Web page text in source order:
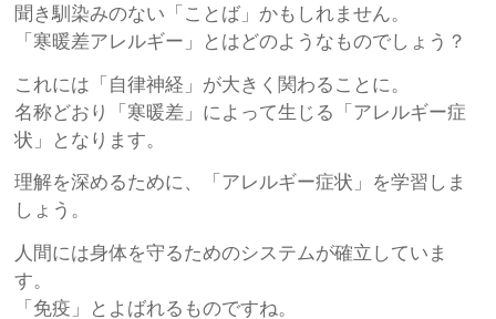
聞き馴染みのない「ことば」かもしれません。
「寒暖差アレルギー」とはどのようなものでしょう？
これには「自律神経」が大きく関わることに。
名称どおり「寒暖差」によって生じる「アレルギー症
状」となります。
理解を深めるために、「アレルギー症状」を学習しま
しょう。
人間には身体を守るためのシステムが確立していま
す。
「免疫」とよばれるものですね。